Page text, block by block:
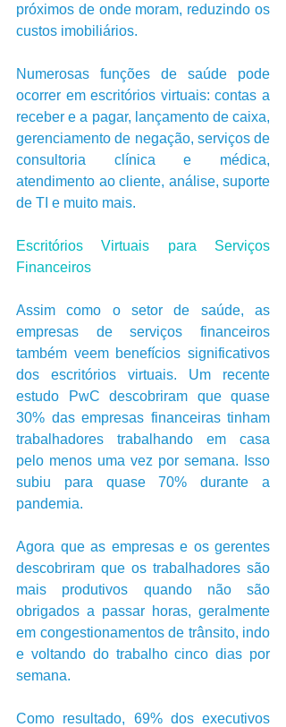
próximos de onde moram, reduzindo os
custos imobiliários.
Numerosas funções de saúde pode
ocorrer em escritórios virtuais: contas a
receber e a pagar, lançamento de caixa,
gerenciamento de negação, serviços de
consultoria clínica e médica,
atendimento ao cliente, análise, suporte
de TI e muito mais.
Escritórios Virtuais para Serviços
Financeiros
Assim como o setor de saúde, as
empresas de serviços financeiros
também veem benefícios significativos
dos escritórios virtuais. Um recente
estudo PwC descobriram que quase
30% das empresas financeiras tinham
trabalhadores trabalhando em casa
pelo menos uma vez por semana. Isso
subiu para quase 70% durante a
pandemia.
Agora que as empresas e os gerentes
descobriram que os trabalhadores são
mais produtivos quando não são
obrigados a passar horas, geralmente
em congestionamentos de trânsito, indo
e voltando do trabalho cinco dias por
semana.
Como resultado, 69% dos executivos